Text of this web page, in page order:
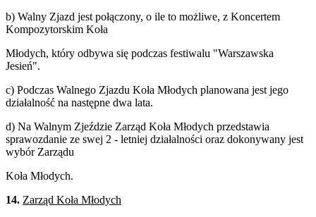
b) Walny Zjazd jest połączony, o ile to możliwe, z Koncertem
Kompozytorskim Koła
Młodych, który odbywa się podczas festiwalu "Warszawska
Jesień".
c) Podczas Walnego Zjazdu Koła Młodych planowana jest jego
działalność na następne dwa lata.
d) Na Walnym Zjeździe Zarząd Koła Młodych przedstawia
sprawozdanie ze swej 2 - letniej działalności oraz dokonywany jest
wybór Zarządu
Koła Młodych.
14. Zarząd Koła Młodych